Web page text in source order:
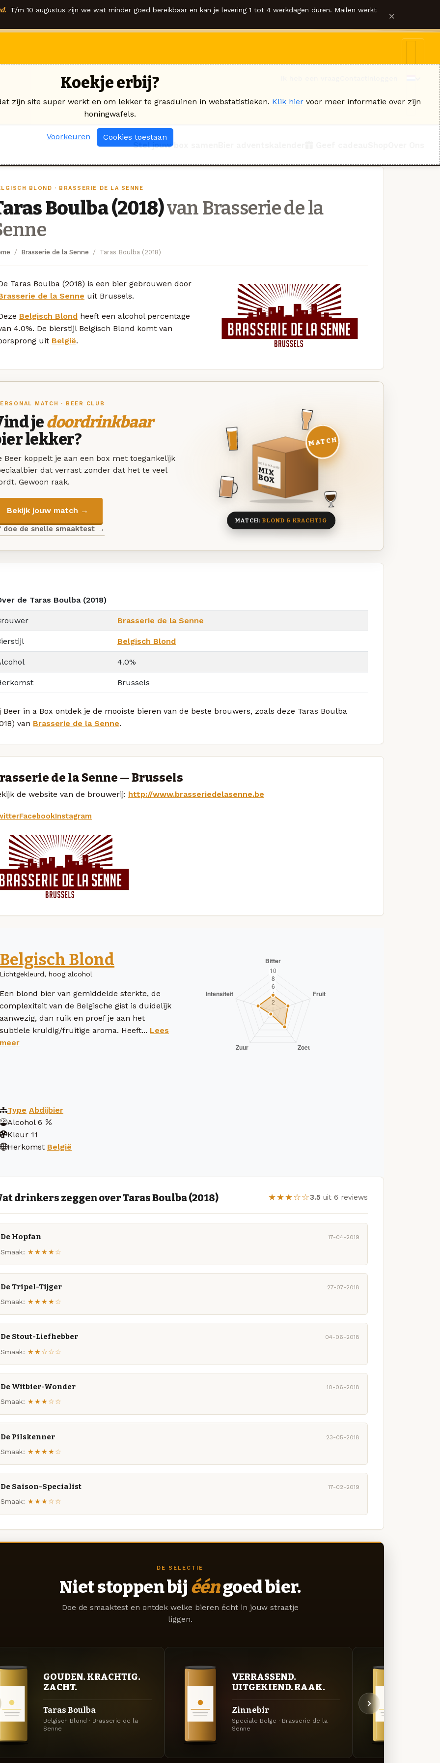
T/m 10 augustus zijn we wat minder goed bereikbaar en kan je levering 1 tot 4 werkdagen duren. Mailen werkt ×
Stel jouw box samen
BLOND · BRASSERIE DE LA SENNE
Boulba (2018)van Brasserie de la
Brasserie de la Senne Taras Boulba (2018)
Taras Boulba (2018) is een bier gebrouwen door
de la Senne uit Brussels.
Belgisch Blond heeft een alcohol percentage
4.0%. De bierstijl Belgisch Blond komt van
uit België.
MATCH · BEER CLUB
jedoordrinkbaar
lekker?
Beer koppelt je aan een box met toegankelijk
dat verrast zonder dat het te veel
Gewoon raak.
Bekijk jouw match →
doe de snelle smaaktest →
DEZE MAAND
MIX
BOX
8 BIEREN
MATCH
MATCH:BLOND & KRACHTIG
de Taras Boulba (2018)
Brasserie de la Senne
Belgisch Blond
4.0%
Brussels
Beer in a Box ontdek je de mooiste bieren van de beste brouwers, zoals deze Taras Boulba
van Brasserie de la Senne.
de la Senne — Brussels
de website van de brouwerij: http://www.brasseriedelasenne.be
FacebookInstagram
Belgisch Blond
Lichtgekleurd, hoog alcohol
Een blond bier van gemiddelde sterkte, de
complexiteit van de Belgische gist is duidelijk
aanwezig, dan ruik en proef je aan het
subtiele kruidig/fruitige aroma. Heeft... Lees
meer
Type Abdijbier
Alcohol 6
Kleur 11
Herkomst België
drinkers zeggen over Taras Boulba (2018) ★★★☆☆3.5 uit 6 reviews
De Hopfan 17-04-2019
Smaak: ★★★★☆
De Tripel-Tijger 27-07-2018
Smaak: ★★★★☆
De Stout-Liefhebber 04-06-2018
Smaak: ★★☆☆☆
De Witbier-Wonder 10-06-2018
Smaak: ★★★☆☆
De Pilskenner 23-05-2018
Smaak: ★★★★☆
De Saison-Specialist 17-02-2019
Smaak: ★★★☆☆
DE SELECTIE
Niet stoppen bij ééngoed bier.
Doe de smaaktest en ontdek welke bieren écht in jouw straatje
liggen.
GOUDEN. KRACHTIG.
ZACHT.
Taras Boulba
Belgisch Blond · Brasserie de la
Senne
VERRASSEND.
UITGEKIEND. RAAK.
Zinnebir
Speciale Belge · Brasserie de la
Senne
Koekje erbij?
zijn site super werkt en om lekker te grasduinen in webstatistieken. Klik hier voor meer informatie over zijn
honingwafels.
Voorkeuren Cookies toestaan